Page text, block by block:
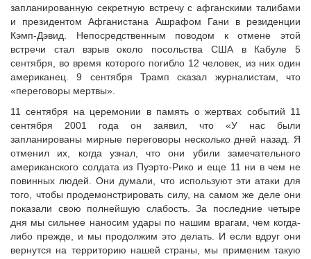
запланированную секретную встречу с афганскими талибами
и президентом Афганистана Ашрафом Гани в резиденции
Кэмп-Дэвид. Непосредственным поводом к отмене этой
встречи стал взрыв около посольства США в Кабуле 5
сентября, во время которого погибло 12 человек, из них один
американец. 9 сентября Трамп сказал журналистам, что
«переговоры мертвы».
11 сентября на церемонии в память о жертвах событий 11
сентября 2001 года он заявил, что «У нас были
запланированы мирные переговоры несколько дней назад. Я
отменил их, когда узнал, что они убили замечательного
американского солдата из Пуэрто-Рико и еще 11 ни в чем не
повинных людей. Они думали, что используют эти атаки для
того, чтобы продемонстрировать силу, на самом же деле они
показали свою полнейшую слабость. За последние четыре
дня мы сильнее наносим удары по нашим врагам, чем когда-
либо прежде, и мы продолжим это делать. И если вдруг они
вернутся на территорию нашей страны, мы применим такую